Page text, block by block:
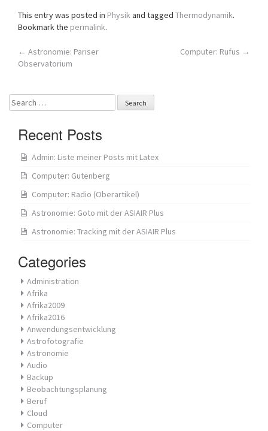
This entry was posted in Physikand tagged Thermodynamik.
Bookmark the permalink.
Post
← Astronomie: Pariser
Observatorium
Computer: Rufus →
Search
for:
Recent Posts
Admin: Liste meiner Posts mit Latex
Computer: Gutenberg
Computer: Radio (Oberartikel)
Astronomie: Goto mit der ASIAIR Plus
Astronomie: Tracking mit der ASIAIR Plus
Categories
Administration
Afrika
Afrika2009
Afrika2016
Anwendungsentwicklung
Astrofotografie
Astronomie
Audio
Backup
Beobachtungsplanung
Beruf
Cloud
Computer